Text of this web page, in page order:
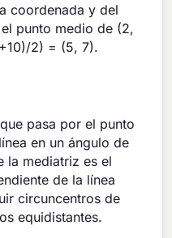
coordenada y del
punto medio de (2,
2) = (5, 7).
pasa por el punto
en un ángulo de
la mediatriz es el
de la línea
circuncentros de
equidistantes.